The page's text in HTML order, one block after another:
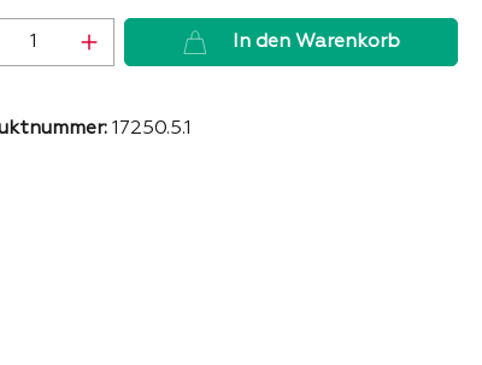
Anzahl: Gib denIn den Warenkorb
17250.5.1